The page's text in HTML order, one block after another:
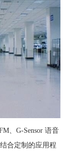
、G-Sensor 语音
合定制的应用程